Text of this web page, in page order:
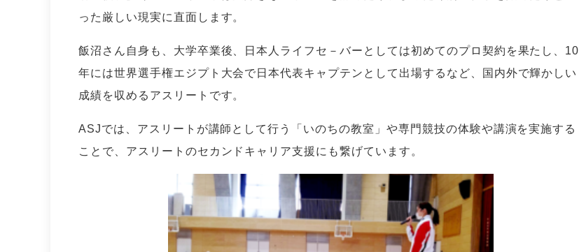
った厳しい現実に直面します。
飯沼さん自身も、大学卒業後、日本人ライフセ－バーとしては初めてのプロ契約を果たし、10
年には世界選手権エジプト大会で日本代表キャプテンとして出場するなど、国内外で輝かしい
成績を収めるアスリートです。
ASJでは、アスリートが講師として行う「いのちの教室」や専門競技の体験や講演を実施する
ことで、アスリートのセカンドキャリア支援にも繋げています。